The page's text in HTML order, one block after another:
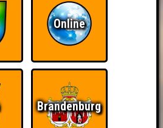
Online
Brandenburg